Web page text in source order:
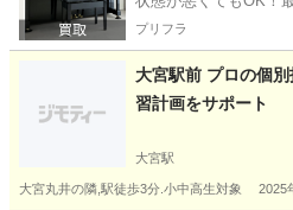
プリフラ
大宮駅前 プロの個別指
習計画をサポート
大宮駅
大宮丸井の隣,駅徒歩3分.小中高生対象